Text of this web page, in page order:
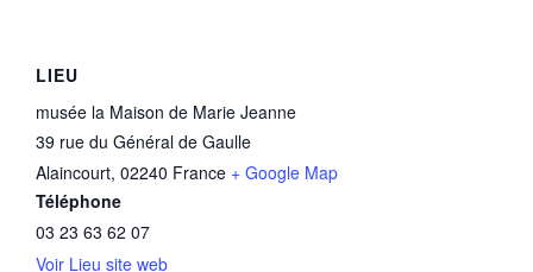
LIEU
musée la Maison de Marie Jeanne
39 rue du Général de Gaulle
Alaincourt, 02240 France + Google Map
Téléphone
03 23 63 62 07
Voir Lieu site web